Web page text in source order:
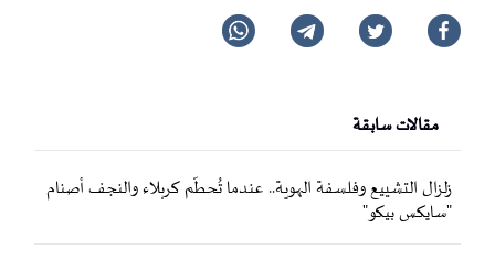
مقالات سابقة
زلزال التشييع وفلسفة الهوية.. عندما تُحطّم كربلاء والنجف أصنام
"سايكس بيكو"